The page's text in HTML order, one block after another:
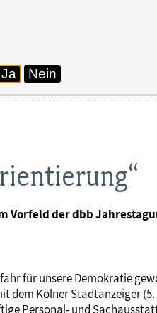
Vorfeld der dbb
für unsere Demokratie
Kölner Stadtanzeiger
Personal- und
Ja Nein